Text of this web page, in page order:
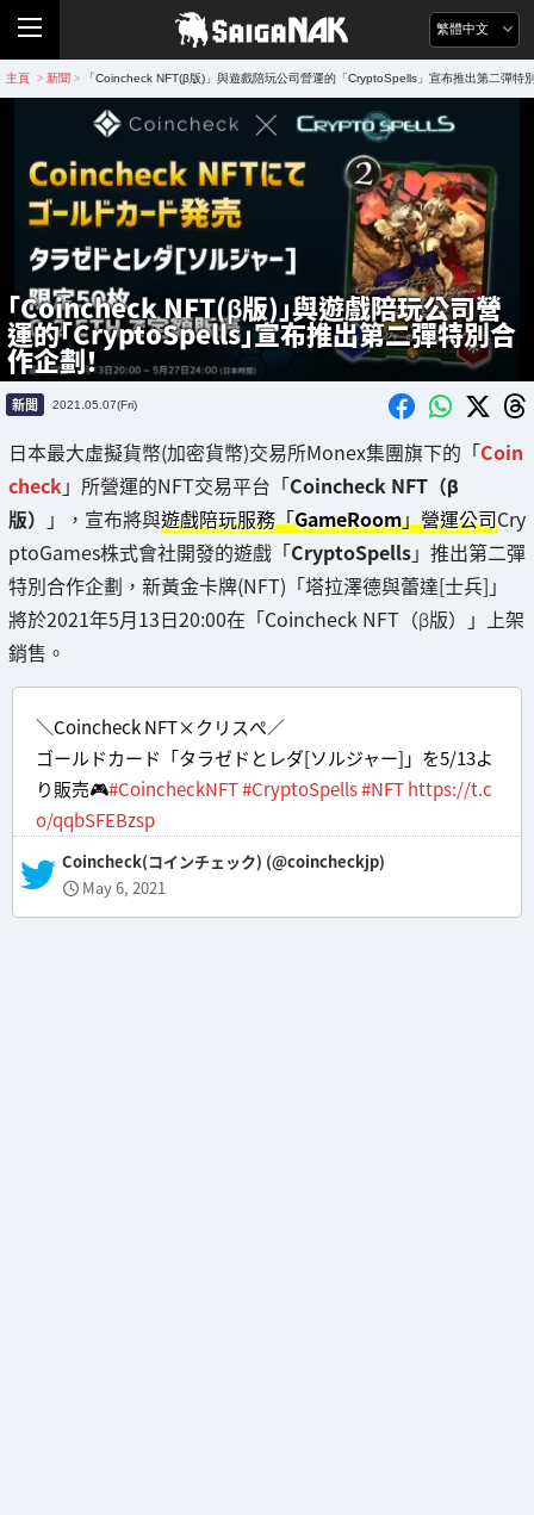
繁體中文
主頁 > 新聞 > 「Coincheck NFT(β版)」與遊戲陪玩公司營運的「CryptoSpells」宣布推出第二彈特
「Coincheck NFT(β版)」與遊戲陪玩公司營
運的「CryptoSpells」宣布推出第二彈特別合
作企劃！
新聞 2021.05.07(Fri)
日本最大虛擬貨幣(加密貨幣)交易所Monex集團旗下的「Coin
check 」所營運的NFT交易平台「Coincheck NFT（β
版） 」，宣布將與遊戲陪玩服務「GameRoom」營運公司Cry
ptoGames株式會社開發的遊戲「CryptoSpells」推出第二彈
特別合作企劃，新黃金卡牌(NFT)「塔拉澤德與蕾達[士兵]」
將於2021年5月13日20:00在「Coincheck NFT（β版）」上架
銷售。
＼Coincheck NFT×クリスぺ／
ゴールドカード「タラゼドとレダ[ソルジャー]」を5/13よ
り販売🎮#CoincheckNFT#CryptoSpells#NFThttps://t.c
o/qqbSFEBzsp
— Coincheck(コインチェック) (@coincheckjp)
May 6, 2021